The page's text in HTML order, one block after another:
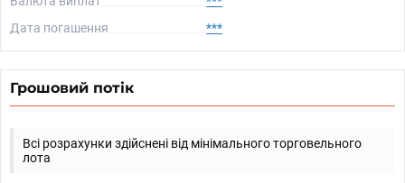
Дата погашення
***
Грошовий потік
Всі розрахунки здійснені від мінімального торговельного
лота